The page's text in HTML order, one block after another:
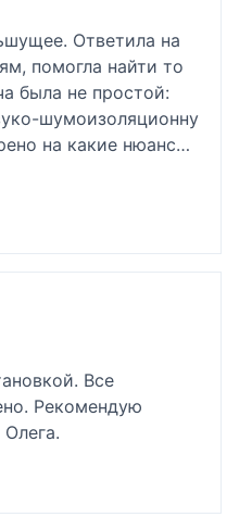
Ответила на
помогла найти то
была не простой:
шумоизоляционну
на какие нюансы
Так же подсказала
будет купить в
повело. Сразу
цену. Очень
специалист своего
разбирается в
напряжении
монтажа дверей
Все
Рекомендую